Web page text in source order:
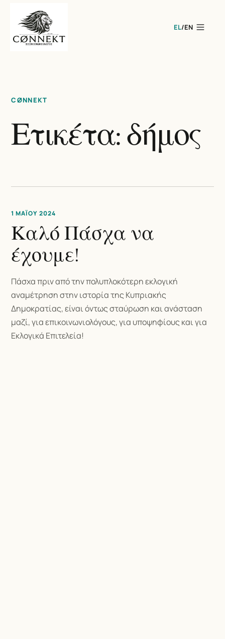
EL/EN
CØNNEKT
Ετικέτα: δήμος
1 ΜΑΪ́ΟΥ 2024
Καλό Πάσχα να
έχουμε!
Πάσχα πριν από την πολυπλοκότερη εκλογική
αναμέτρηση στην ιστορία της Κυπριακής
Δημοκρατίας, είναι όντως σταύρωση και ανάσταση
μαζί, για επικοινωνιολόγους, για υποψηφίους και για
Εκλογικά Επιτελεία!